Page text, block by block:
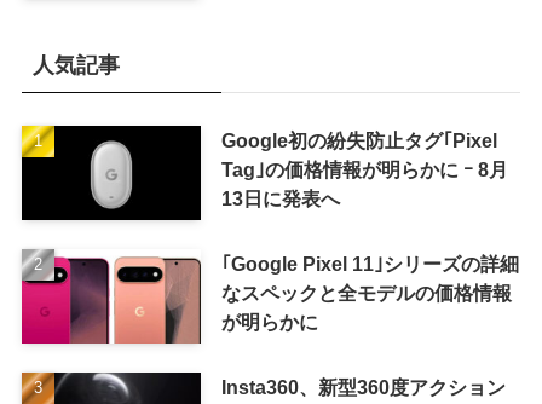
人気記事
Google初の紛失防止タグ｢Pixel
Tag｣の価格情報が明らかに ｰ 8月
13日に発表へ
｢Google Pixel 11｣シリーズの詳細
なスペックと全モデルの価格情報
が明らかに
Insta360、新型360度アクション